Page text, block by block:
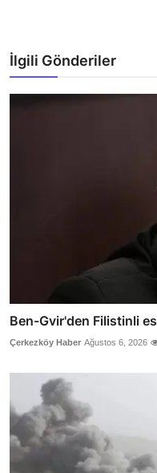
İlgili Gönderiler
Ben-Gvir'den Filistinli
Çerkezköy Haber Ağustos 6, 2026